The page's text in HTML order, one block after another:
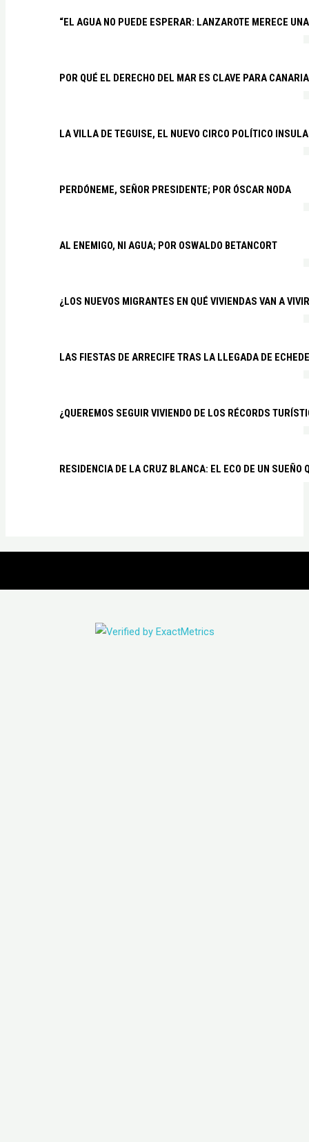
“EL AGUA NO PUEDE ESPERAR: LANZAROTE MERECE
POR QUÉ EL DERECHO DEL MAR ES CLAVE PARA
LA VILLA DE TEGUISE, EL NUEVO CIRCO POLÍTICO
PERDÓNEME, SEÑOR PRESIDENTE; POR ÓSCAR NODA
AL ENEMIGO, NI AGUA; POR OSWALDO BETANCORT
¿LOS NUEVOS MIGRANTES EN QUÉ VIVIENDAS VAN A
LAS FIESTAS DE ARRECIFE TRAS LA LLEGADA DE
¿QUEREMOS SEGUIR VIVIENDO DE LOS RÉCORDS
RESIDENCIA DE LA CRUZ BLANCA: EL ECO DE UN SUEÑO